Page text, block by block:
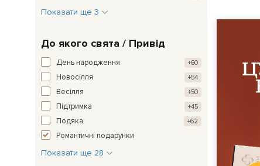
Показати ще 3
До якого свята / Привід
День народження +60
Новосілля +54
Весілля +50
Підтримка +45
Подяка +62
Романтичні подарунки
Показати ще 28